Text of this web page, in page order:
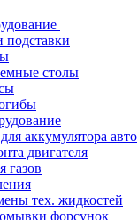
подставки
столы
аккумулятора авто
двигателя
газов
тех. жидкостей
форсунок